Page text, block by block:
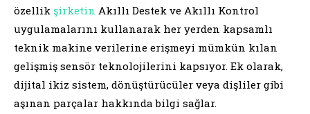
özellik şirketin Akıllı Destek ve Akıllı Kontrol
uygulamalarını kullanarak her yerden kapsamlı
teknik makine verilerine erişmeyi mümkün kılan
gelişmiş sensör teknolojilerini kapsıyor. Ek olarak,
dijital ikiz sistem, dönüştürücüler veya dişliler gibi
aşınan parçalar hakkında bilgi sağlar.